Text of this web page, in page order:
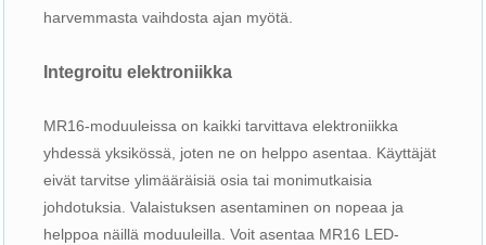
harvemmasta vaihdosta ajan myötä.
Integroitu elektroniikka
MR16-moduuleissa on kaikki tarvittava elektroniikka
yhdessä yksikössä, joten ne on helppo asentaa. Käyttäjät
eivät tarvitse ylimääräisiä osia tai monimutkaisia ​​
johdotuksia. Valaistuksen asentaminen on nopeaa ja
helppoa näillä moduuleilla. Voit asentaa MR16 LED-